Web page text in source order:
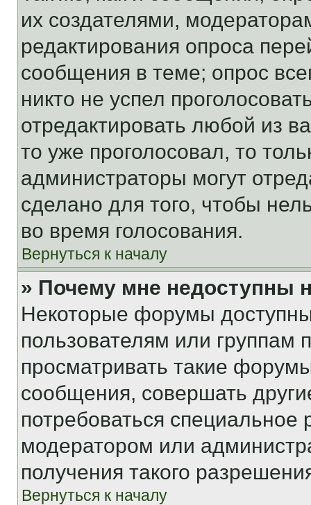
их создателями,
редактирования опроса
сообщения в теме; опрос
никто не успел
отредактировать любой из
то уже проголосовал, то
администраторы могут
сделано для того, чтобы
во время голосования.
Вернуться к началу
» Почему мне недоступны
Некоторые форумы
пользователям или группам
просматривать такие
сообщения, совершать
потребоваться
модератором или
получения такого
Вернуться к началу